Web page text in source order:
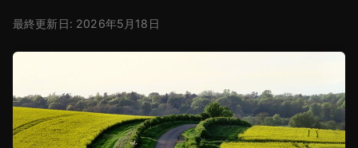
最終更新日: 2026年5月18日